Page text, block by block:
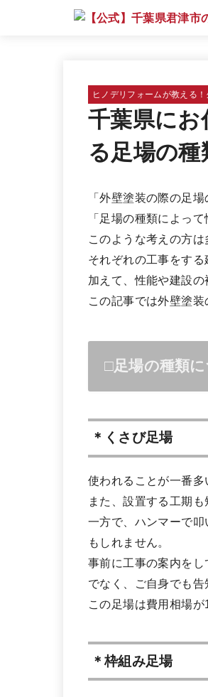
ヒノデリフォームが教える
千葉県にお
る足場の
「外壁塗装の際の足
「足場の種類によっ
このような考えの方
それぞれの工事をす
加えて、性能や建設の
この記事では外壁塗
□足場の種類
＊くさび足場
使われることが一番多
また、設置する工期
一方で、ハンマーで
もしれません。
事前に工事の案内を
でなく、ご自身でも告
この足場は費用相場
＊枠組み足場